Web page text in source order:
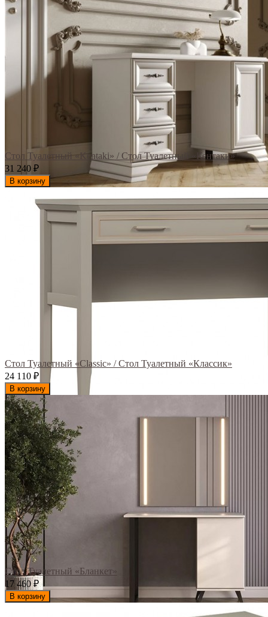
Стол Туалетный «Kentaki» / Стол Туалетный «Кентаки»
31 240 ₽
В корзину
Стол Туалетный «Classic» / Стол Туалетный «Классик»
24 110 ₽
В корзину
Стол Туалетный «Бланкет»
17 460₽
В корзину